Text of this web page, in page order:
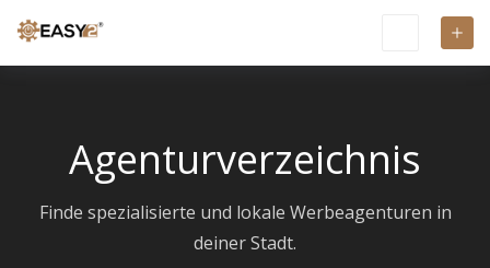
Agenturverzeichnis
Finde spezialisierte und lokale Werbeagenturen in
deiner Stadt.